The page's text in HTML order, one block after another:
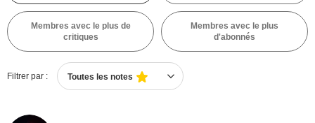
Membres avec le plus de
critiques
Membres avec le plus
d'abonnés
Filtrer par : Toutes les notes